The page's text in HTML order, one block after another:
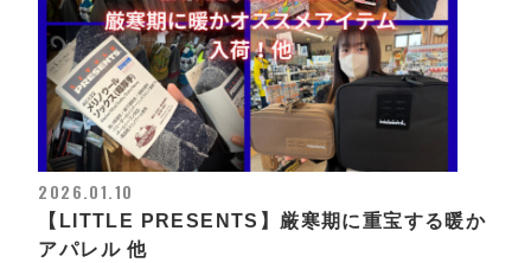
2026.01.10
【LITTLE PRESENTS】厳寒期に重宝する暖か
アパレル 他